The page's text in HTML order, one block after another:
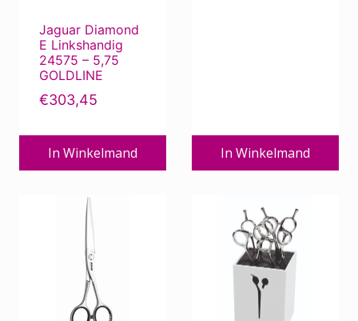
Jaguar Diamond
E Linkshandig
24575 – 5,75
GOLDLINE
€303,45
In Winkelmand In Winkelmand